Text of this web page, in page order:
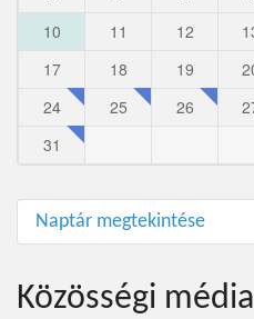
10
11 12
17
18 19
24
25 26
31
Naptár megtekintése
Közösségi média